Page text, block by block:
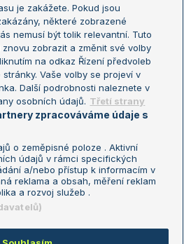
Turnaj mistrů
Turnaj mistryň
Nastavení soukromí
Reklama
Informace o zpracování osobních
údajů
je zakážete. Pokud jsou
některé zobrazené
nemusí být tolik relevantní. Tuto
zobrazit a změnit své volby
na odkaz Řízení předvoleb
Vaše volby se projeví v
Další podrobnosti naleznete v
osobních údajů. Třetí strany
zpracováváme údaje s
o zeměpisné poloze . Aktivní
údajů v rámci specifických
a/nebo přístup k informacím v
reklama a obsah, měření reklam
a rozvoj služeb .